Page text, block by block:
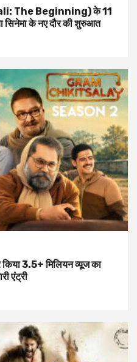
The Beginning) के 11
सिनेमा के नए दौर की शुरुआत
किया 3.5+ मिलियन व्यूज का
एंट्री